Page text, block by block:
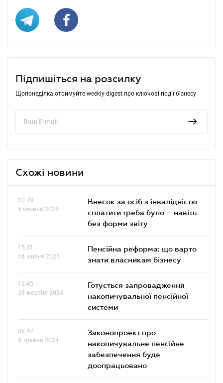
Підпишіться на розсилку
Щопонеділка отримуйте weekly-digest про ключові події бізнесу
Схожі новини
10.29
9 червня 2026
Внесок за осіб з інвалідністю
сплатити треба було – навіть
без форми звіту
15.31
24 квітня 2025
Пенсійна реформа: що варто
знати власникам бізнесу
12.45
28 жовтня 2024
Готується запровадження
накопичувальної пенсійної
системи
09.42
9 травня 2024
Законопроект про
накопичувальне пенсійне
забезпечення буде
доопрацьовано